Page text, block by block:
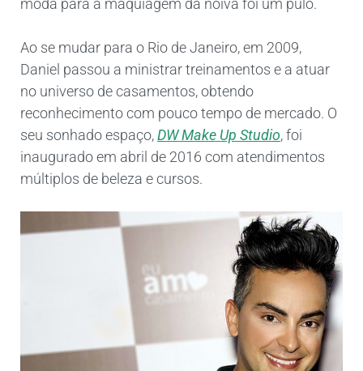
moda para a maquiagem da noiva foi um pulo.
Ao se mudar para o Rio de Janeiro, em 2009,
Daniel passou a ministrar treinamentos e a atuar
no universo de casamentos, obtendo
reconhecimento com pouco tempo de mercado. O
seu sonhado espaço,DW Make Up Studio, foi
inaugurado em abril de 2016 com atendimentos
múltiplos de beleza e cursos.